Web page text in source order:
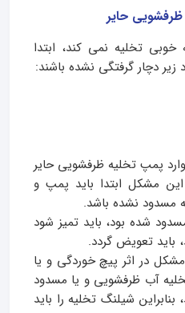
حایر
تخلیه نمی کند، ابتدا
دچار گرفتگی نشده باشند:
پمپ تخلیه ظرفشویی حایر
مشکل ابتدا باید پمپ و
مسدود نشده باشد.
شده بود، باید تمیز شود
باید تعویض گردد.
در اثر پیچ خوردگی و یا
آب ظرفشویی و یا مسدود
شیلنگ تخلیه را باید